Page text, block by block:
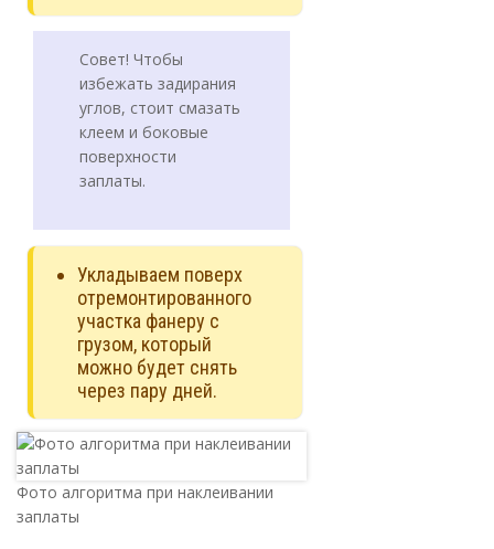
Совет! Чтобы
избежать задирания
углов, стоит смазать
клеем и боковые
поверхности
заплаты.
Укладываем поверх
отремонтированного
участка фанеру с
грузом, который
можно будет снять
через пару дней.
Фото алгоритма при наклеивании
заплаты